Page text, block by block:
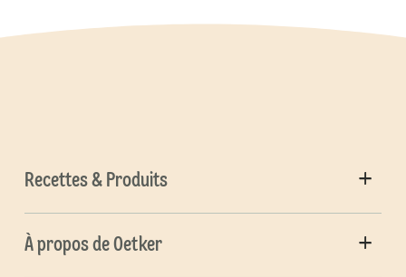
Recettes & Produits
À propos de Oetker